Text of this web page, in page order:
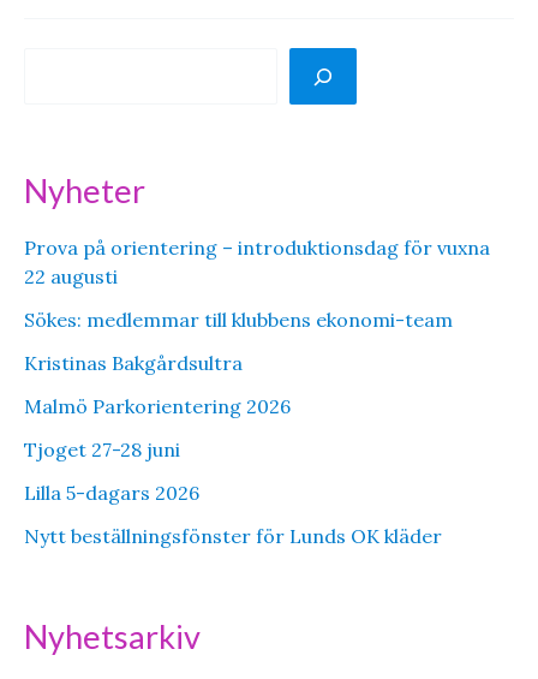
Nyheter
Prova på orientering – introduktionsdag för vuxna
22 augusti
Sökes: medlemmar till klubbens ekonomi-team
Kristinas Bakgårdsultra
Malmö Parkorientering 2026
Tjoget 27-28 juni
Lilla 5-dagars 2026
Nytt beställningsfönster för Lunds OK kläder
Nyhetsarkiv